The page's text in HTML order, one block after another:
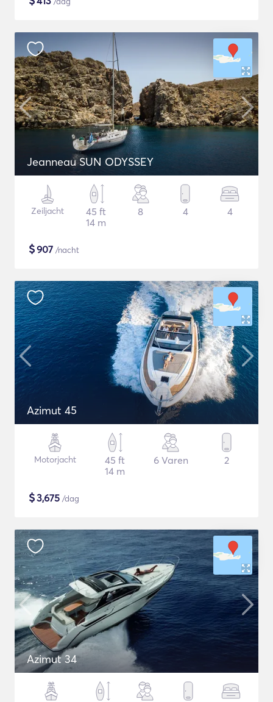
Jeanneau SUN ODYSSEY
Zeiljacht
45 ft
14 m
8 4 4
$907 /nacht
Azimut 45
Motorjacht
45 ft
14 m
6 Varen 2
$3,675 /dag
Azimut 34